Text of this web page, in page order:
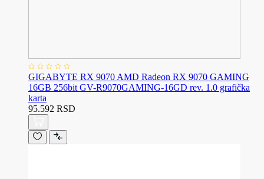
GIGABYTE RX 9070 AMD Radeon RX 9070 GAMING
16GB 256bit GV-R9070GAMING-16GD rev. 1.0 grafička
karta
95.592 RSD